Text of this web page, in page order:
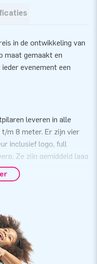
in de ontwikkeling van
maat gemaakt en
evenement een
leveren in alle
t/m 8 meter. Er zijn vier
inclusief logo, full
Ze zijn gemiddeld laag
Wat je ook bedenkt,
en heeft een
groot is leverbaar van 2
van 63cm.
gemaakte